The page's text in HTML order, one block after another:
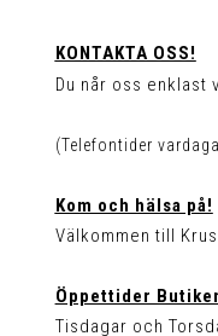
KONTAKTA OSS!
Du når oss enklast
(Telefontider
Kom och hälsa på!
Välkommen till
Öppettider
Tisdagar och